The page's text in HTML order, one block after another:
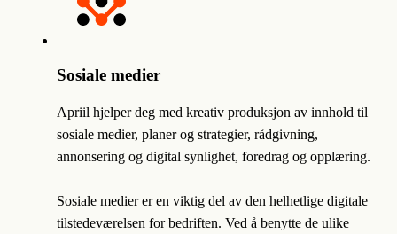
Sosiale medier
Apriil hjelper deg med kreativ produksjon av innhold til
sosiale medier, planer og strategier, rådgivning,
annonsering og digital synlighet, foredrag og opplæring.
Sosiale medier er en viktig del av den helhetlige digitale
tilstedeværelsen for bedriften. Ved å benytte de ulike